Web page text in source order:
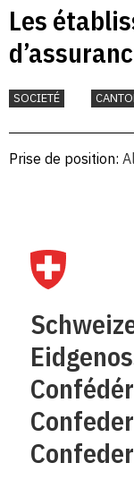
Les
SOCIETÉ
Prise de position: